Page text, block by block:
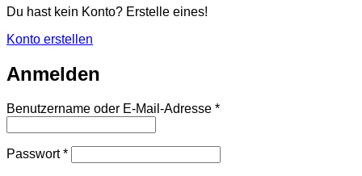
Du hast kein Konto? Erstelle eines!
Konto erstellen
Anmelden
Benutzername oder E-Mail-Adresse *Erforderlich
Passwort*Erforderlich